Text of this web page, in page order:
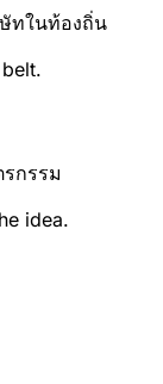
ทในท้องถิ่น
กรรม
idea.